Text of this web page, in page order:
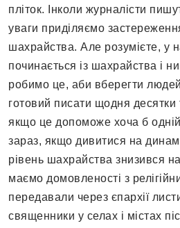
пліток. Інколи журналісти
уваги приділяємо
шахрайства. Але розумієте, у
починається із шахрайства і
робимо це, аби вберегти людей
готовий писати щодня десятки
якщо це допоможе хоча б
зараз, якщо дивитися на
рівень шахрайства знизився
маємо домовленості з
передавали через єпархії
священники у селах і містах